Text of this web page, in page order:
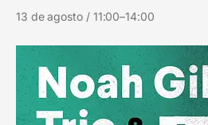
13 de agosto / 11:00–14:00